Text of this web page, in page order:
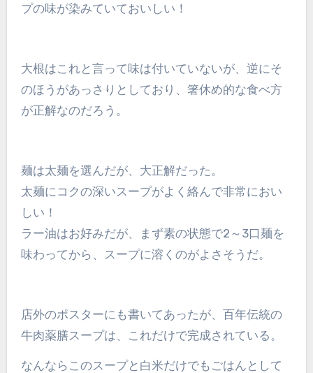
プの味が染みていておいしい！
大根はこれと言って味は付いていないが、逆にそ
のほうがあっさりとしており、箸休め的な食べ方
が正解なのだろう。
麺は太麺を選んだが、大正解だった。
太麺にコクの深いスープがよく絡んで非常におい
しい！
ラー油はお好みだが、まず素の状態で2～3口麺を
味わってから、スープに溶くのがよさそうだ。
店外のポスターにも書いてあったが、百年伝統の
牛肉薬膳スープは、これだけで完成されている。
なんならこのスープと白米だけでもごはんとして